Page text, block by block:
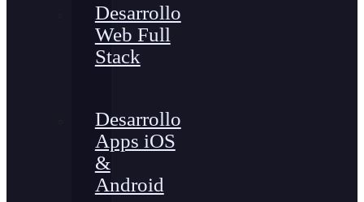
Desarrollo
Web Full
Stack
Desarrollo
Apps iOS
&
Android